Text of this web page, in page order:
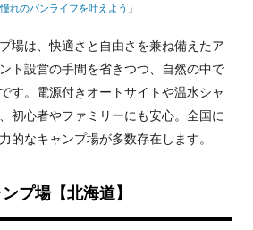
れのバンライフを叶えよう 」
場は、快適さと自由さを兼ね備えたア
ト設営の手間を省きつつ、自然の中で
す。電源付きオートサイトや温水シャ
初心者やファミリーにも安心。全国に
的なキャンプ場が多数存在します。
プ場【北海道】